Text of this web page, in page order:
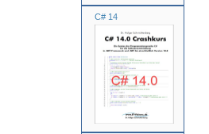
C# 14